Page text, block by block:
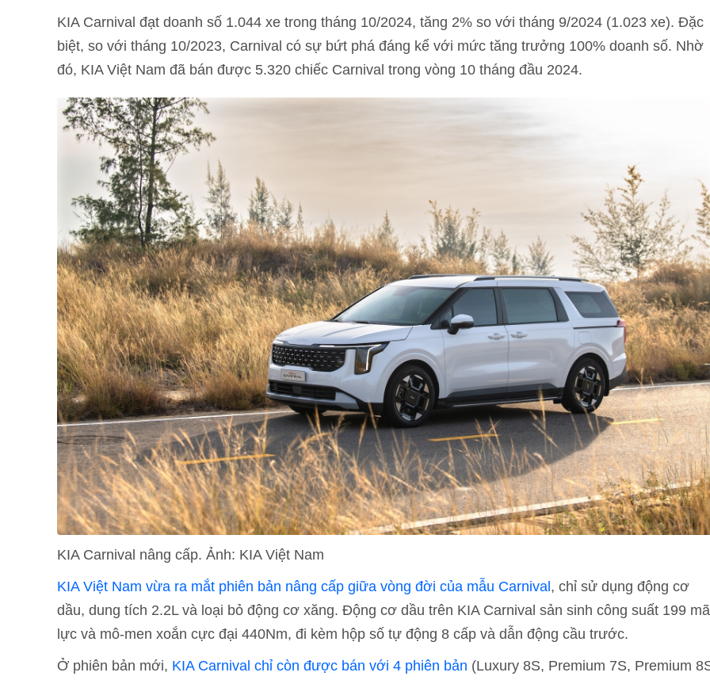
KIA Carnival đạt doanh số 1.044 xe trong tháng 10/2024, tăng 2% so với tháng 9/2024 (1.023 xe). Đặc
biệt, so với tháng 10/2023, Carnival có sự bứt phá đáng kể với mức tăng trưởng 100% doanh số. Nhờ
đó, KIA Việt Nam đã bán được 5.320 chiếc Carnival trong vòng 10 tháng đầu 2024.
KIA Carnival nâng cấp. Ảnh: KIA Việt Nam
KIA Việt Nam vừa ra mắt phiên bản nâng cấp giữa vòng đời của mẫu Carnival , chỉ sử dụng động cơ
dầu, dung tích 2.2L và loại bỏ động cơ xăng. Động cơ dầu trên KIA Carnival sản sinh công suất 199 mã
lực và mô-men xoắn cực đại 440Nm, đi kèm hộp số tự động 8 cấp và dẫn động cầu trước.
Ở phiên bản mới, KIA Carnival chỉ còn được bán với 4 phiên bản (Luxury 8S, Premium 7S, Premium